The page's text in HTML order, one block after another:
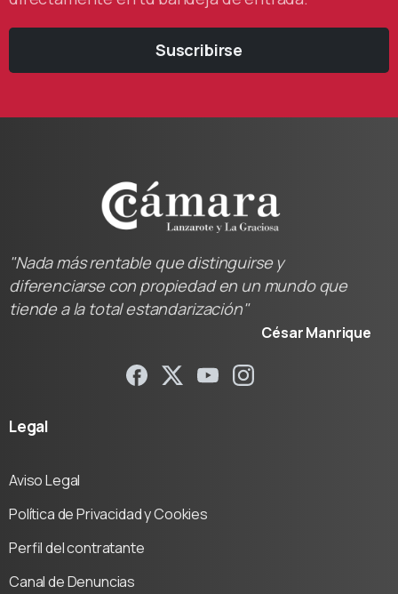
Suscribirse
"Nada más rentable que distinguirse y
diferenciarse con propiedad en un mundo que
tiende a la total estandarización"
César Manrique
Legal
Aviso Legal
Política de Privacidad y Cookies
Perfil del contratante
Canal de Denuncias